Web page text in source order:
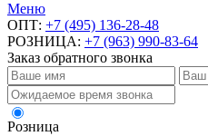
Меню
ОПТ: +7 (495) 136-28-48
РОЗНИЦА: +7 (963) 990-83-64
Заказ обратного звонка
Розница